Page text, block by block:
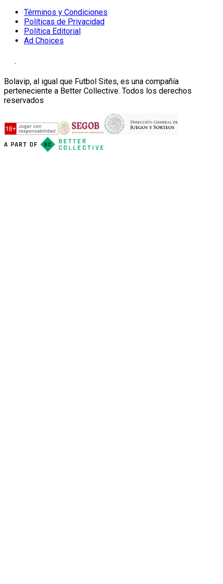
Términos y Condiciones
Políticas de Privacidad
Política Editorial
Ad Choices
Bolavip, al igual que Futbol Sites, es una compañía
perteneciente a Better Collective. Todos los derechos
reservados